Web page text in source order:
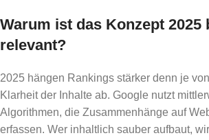
Warum ist das Konzept 2025
relevant?
2025 hängen Rankings stärker denn je
Klarheit der Inhalte ab. Google nutzt
Algorithmen, die Zusammenhänge auf
erfassen. Wer inhaltlich sauber aufbaut,